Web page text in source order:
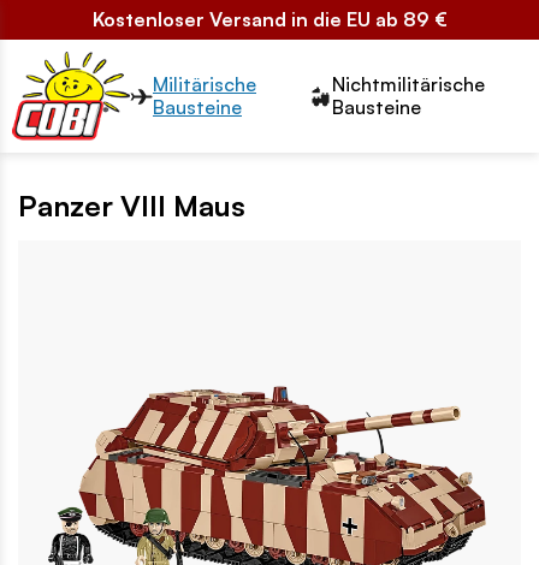
Kostenloser Versand in die EU ab 89 €
Przełącznik segmentów2
Militärische
Bausteine
Nichtmilitärische
Bausteine
Panzer VIII Maus